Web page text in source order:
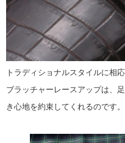
トラディショナルスタイルに相
ブラッチャーレースアップは、
き心地を約束してくれるのです。